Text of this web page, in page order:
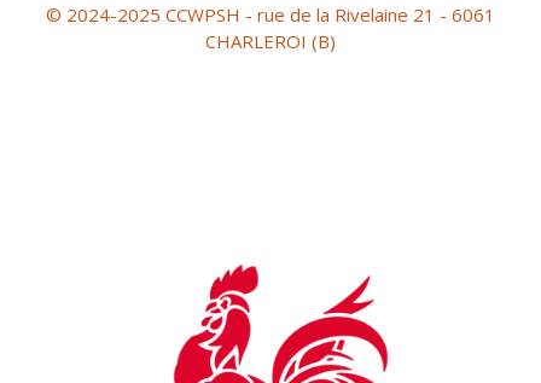
© 2024-2025 CCWPSH - rue de la Rivelaine 21 - 6061
CHARLEROI (B)